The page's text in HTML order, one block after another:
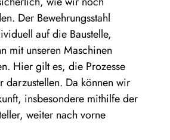
Der Bewehrungsstahl
auf die Baustelle,
mit unseren Maschinen
Hier gilt es, die Prozesse
darzustellen. Da können wir
insbesondere mithilfe der
weiter nach vorne